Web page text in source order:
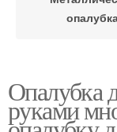
Щитовая
Опалубка
руками